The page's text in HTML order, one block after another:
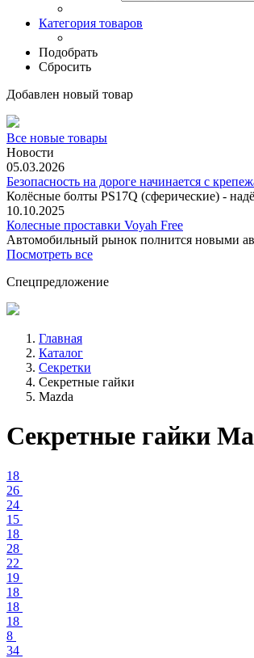
Категория товаров
Подобрать
Сбросить
Добавлен новый товар
Все новые товары
Новости
05.03.2026
Безопасность на дороге начинается с
Колёсные болты PS17Q (сферические) -
10.10.2025
Колесные проставки Voyah Free
Автомобильный рынок полнится
Посмотреть все
Спецпредложение
Главная
Каталог
Секретки
Секретные гайки
Mazda
Секретные гайки
18
26
24
15
18
28
22
19
18
18
18
8
34